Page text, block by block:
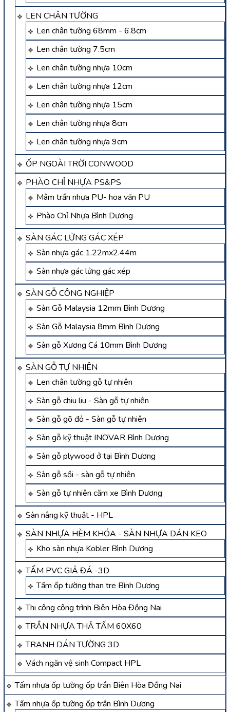
LEN CHÂN TƯỜNG
Len chân tường 68mm - 6.8cm
Len chân tường 7.5cm
Len chân tường nhựa 10cm
Len chân tường nhựa 12cm
Len chân tường nhựa 15cm
Len chân tường nhựa 8cm
Len chân tường nhựa 9cm
ỐP NGOÀI TRỜI CONWOOD
PHÀO CHỈ NHỰA PS&PS
Mâm trần nhựa PU- hoa văn PU
Phào Chỉ Nhựa Bình Dương
SÀN GÁC LỬNG GÁC XÉP
Sàn nhựa gác 1.22mx2.44m
Sàn nhựa gác lửng gác xép
SÀN GỖ CÔNG NGHIỆP
Sàn Gỗ Malaysia 12mm Bình Dương
Sàn Gỗ Malaysia 8mm Bình Dương
Sàn gỗ Xương Cá 10mm Bình Dương
SÀN GỖ TỰ NHIÊN
Len chân tường gỗ tự nhiên
Sàn gỗ chiu liu - Sàn gỗ tự nhiên
Sàn gỗ gõ đỏ - Sàn gỗ tự nhiên
Sàn gỗ kỹ thuật INOVAR Bình Dương
Sàn gỗ plywood ở tại Bình Dương
Sàn gỗ sồi - sàn gỗ tự nhiên
Sàn gỗ tự nhiên căm xe Bình Dương
Sàn nâng kỹ thuật - HPL
SÀN NHỰA HÈM KHÓA - SÀN NHỰA DÁN KEO
Kho sàn nhựa Kobler Bình Dương
TẤM PVC GIẢ ĐÁ -3D
Tấm ốp tường than tre Bình Dương
Thi công công trình Biên Hòa Đồng Nai
TRẦN NHỰA THẢ TẤM 60X60
TRANH DÁN TƯỜNG 3D
Vách ngăn vệ sinh Compact HPL
Tấm nhựa ốp tường ốp trần Biên Hòa Đồng Nai
Tấm nhựa ốp tường ốp trần Bình Dương